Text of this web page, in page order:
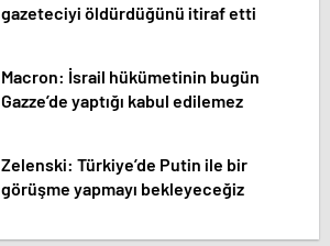
gazeteciyi öldürdüğünü itiraf etti
Macron: İsrail hükümetinin bugün
Gazze’de yaptığı kabul edilemez
Zelenski: Türkiye’de Putin ile bir
görüşme yapmayı bekleyeceğiz